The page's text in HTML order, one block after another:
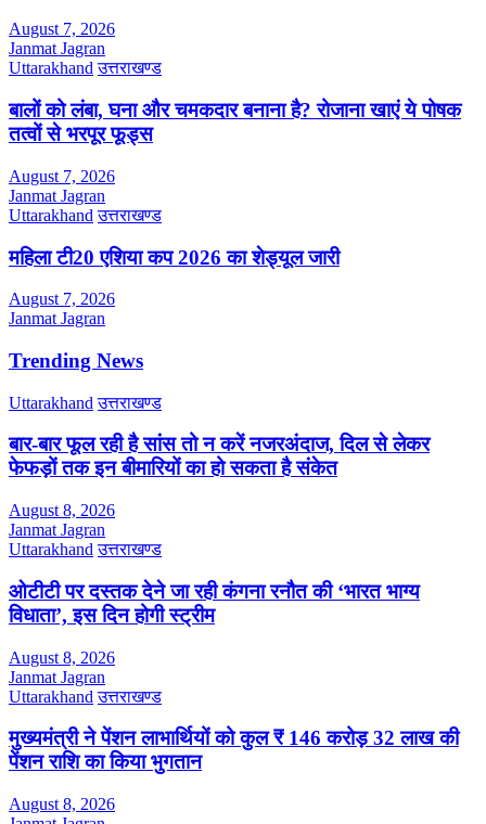
August 7, 2026
Janmat Jagran
Uttarakhand उत्तराखण्ड
बालों को लंबा, घना और चमकदार बनाना है? रोजाना खाएं ये पोषक
तत्वों से भरपूर फूड्स
August 7, 2026
Janmat Jagran
Uttarakhand उत्तराखण्ड
महिला टी20 एशिया कप 2026 का शेड्यूल जारी
August 7, 2026
Janmat Jagran
Trending News
Uttarakhand उत्तराखण्ड
बार-बार फूल रही है सांस तो न करें नजरअंदाज, दिल से लेकर
फेफड़ों तक इन बीमारियों का हो सकता है संकेत
August 8, 2026
Janmat Jagran
Uttarakhand उत्तराखण्ड
ओटीटी पर दस्तक देने जा रही कंगना रनौत की ‘भारत भाग्य
विधाता’, इस दिन होगी स्ट्रीम
August 8, 2026
Janmat Jagran
Uttarakhand उत्तराखण्ड
मुख्यमंत्री ने पेंशन लाभार्थियों को कुल ₹ 146 करोड़ 32 लाख की
पेंशन राशि का किया भुगतान
August 8, 2026